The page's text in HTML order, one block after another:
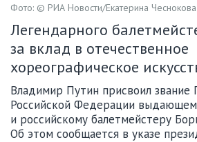
Фото: © РИА Новости/Екатерина Чеснокова
Легендарного
за вклад в отечественное
хореографическое
Владимир Путин присвоил звание
Российской Федерации
и российскому балетмейстеру
Об этом сообщается в указе